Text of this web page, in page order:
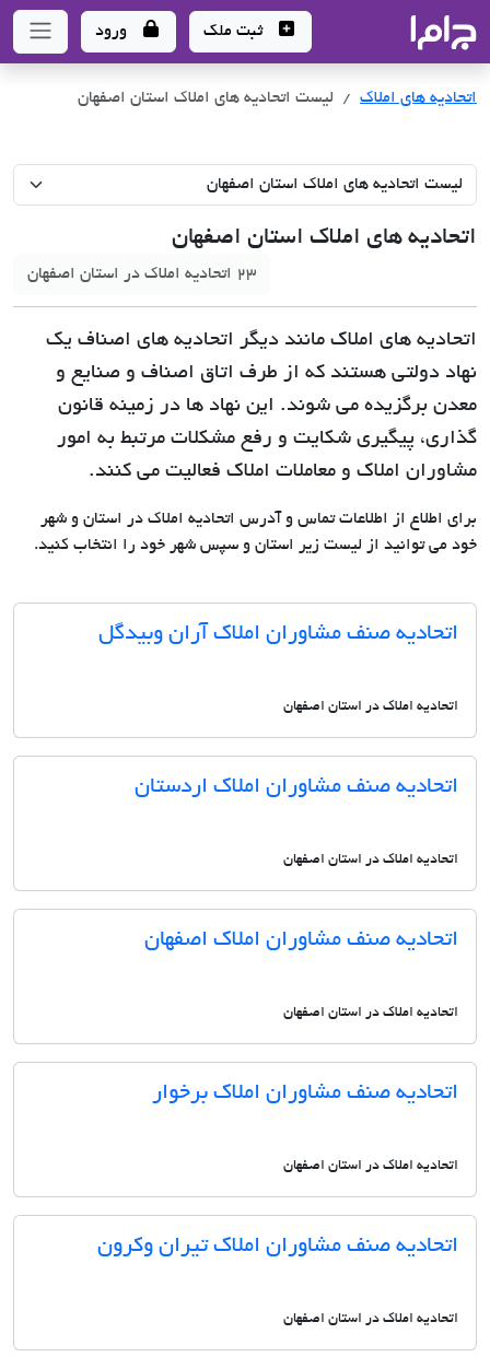
- سامانه جامع املاک و مشاورین املاک
ثبت ملک ورود
اتحادیه های املاک لیست اتحادیه های املاک استان اصفهان
اتحادیه های املاک استان اصفهان
23 اتحادیه املاک در استان اصفهان
اتحادیه های املاک مانند دیگر اتحادیه های اصناف یک
نهاد دولتی هستند که از طرف اتاق اصناف و صنایع و
معدن برگزیده می شوند. این نهاد ها در زمینه قانون
گذاری، پیگیری شکایت و رفع مشکلات مرتبط به امور
مشاوران املاک و معاملات املاک فعالیت می کنند.
برای اطلاع از اطلاعات تماس و آدرس اتحادیه املاک در استان و شهر
خود می توانید از لیست زیر استان و سپس شهر خود را انتخاب کنید.
اتحادیه صنف مشاوران املاک آران وبیدگل
اتحادیه املاک در استان اصفهان
اتحادیه صنف مشاوران املاک اردستان
اتحادیه املاک در استان اصفهان
اتحادیه صنف مشاوران املاک اصفهان
اتحادیه املاک در استان اصفهان
اتحادیه صنف مشاوران املاک برخوار
اتحادیه املاک در استان اصفهان
اتحادیه صنف مشاوران املاک تیران وکرون
اتحادیه املاک در استان اصفهان